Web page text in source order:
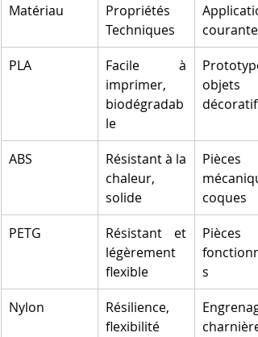
Matériau
Propriétés
Techniques
courantes
PLA
Facile à
imprimer,
biodégradab
le
objets
décoratifs
ABS
Résistant à la
chaleur,
solide
Pièces
coques
PETG
Résistant et
légèrement
flexible
Pièces
s
Nylon
Résilience,
flexibilité
charnières